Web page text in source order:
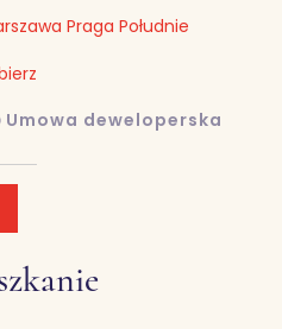
Praga Południe
Umowa deweloperska